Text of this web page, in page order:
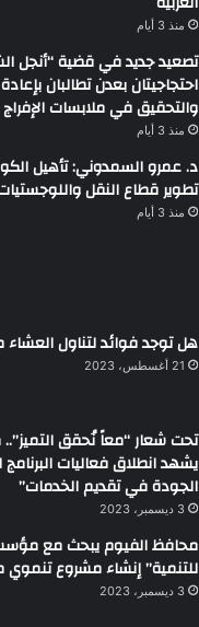
منذ 3 أيام
تصعيد جديد في قضية “أنجل
احتجاجيتان بعدن تطالبان
والتحقيق في ملابسات
منذ 3 أيام
د. عمرو السمدوني: تأهيل
تطوير قطاع النقل
منذ 3 أيام
هل توجد فوائد لتناول العشاء
21 أغسطس، 2023
تحت شعار “معاً نُحقق
يشهد انطلاق فعاليات البرنامج
الجودة في تقديم الخدمات”
3 ديسمبر، 2023
محافظ الفيوم يبحث مع
للتنمية” إنشاء مشروع تنموي
3 ديسمبر، 2023